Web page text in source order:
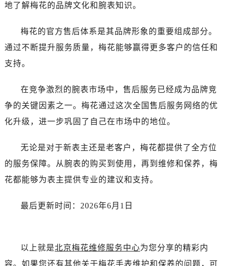
新疆维吾尔自治区和田市和田市北京西路售后服务中心（需提前预约）
新疆维吾尔自治区胡杨河市胡杨河市胡杨路售后服务中心（需提前预约）
新疆维吾尔自治区可克达拉市幸福路售后服务中心（需提前预约）
新疆维吾尔自治区克拉玛依市克拉玛依区友谊路售后服务中心（需提前预约）
新疆维吾尔自治区奎屯市团结西街售后服务中心（需提前预约）
地了解梅花的品牌文化和腕表知识。
梅花的官方售后体系是其品牌形象的重要组成部分。
通过不断提升服务质量，梅花能够赢得更多客户的信任和
支持。
在竞争激烈的腕表市场中，售后服务已经成为品牌竞
争的关键因素之一。梅花通过这次全国售后服务网络的优
化升级，进一步巩固了自己在市场中的地位。
无论是对于新表主还是老客户，梅花都提供了全方位
的服务保障。从腕表的购买到使用，再到维修和保养，梅
花都能够为表主提供专业的建议和支持。
最后更新时间：2026年6月1日
以上就是北京梅花维修服务中心为您分享的精彩内
容。如果您还有其他关于梅花手表维护和保养的问题，可